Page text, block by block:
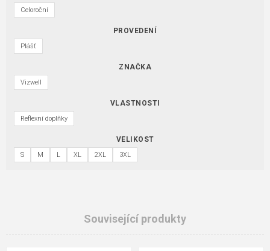
Celoroční
PROVEDENÍ
Plášť
ZNAČKA
Vizwell
VLASTNOSTI
Reflexní doplňky
VELIKOST
S M L XL 2XL 3XL
Související produkty